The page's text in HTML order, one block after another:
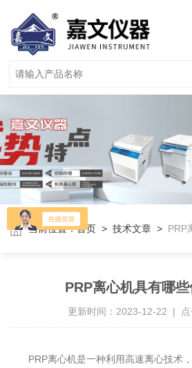
当前位置：首页 >技术文章 > PRP
PRP离心机具有哪些
更新时间：2023-12-22 | 点
PRP离心机是一种利用高速离心技术，